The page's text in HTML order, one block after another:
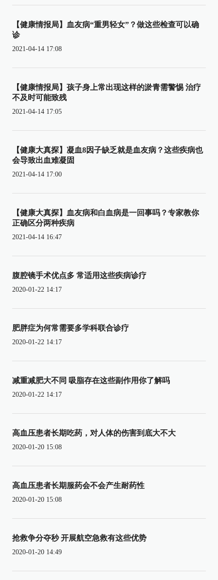
【健康情报局】血友病“重男轻女”？做这些检查可以确
诊
2021-04-14 17:08
【健康情报局】孩子身上常出现这样的淤青需警惕 治疗
不及时可能致残
2021-04-14 17:05
【健康大真探】凝血8因子缺乏就是血友病？这些疾病也
会导致出血难凝固
2021-04-14 17:00
【健康大真探】血友病和白血病是一回事吗？专家教你
正确区分两种疾病
2021-04-14 16:47
腹腔镜手术优点多 常适用这些疾病诊疗
2020-01-22 14:17
肥胖症为何常需要多学科联合诊疗
2020-01-22 14:17
减重减肥大不同 吸脂存在这些副作用你了解吗
2020-01-22 14:17
高血压患者长期吃药，对人体的伤害到底大不大
2020-01-20 15:08
高血压患者长期服药会不会产生耐药性
2020-01-20 15:08
抢救争分夺秒 开展航空急救有这些优势
2020-01-20 14:49